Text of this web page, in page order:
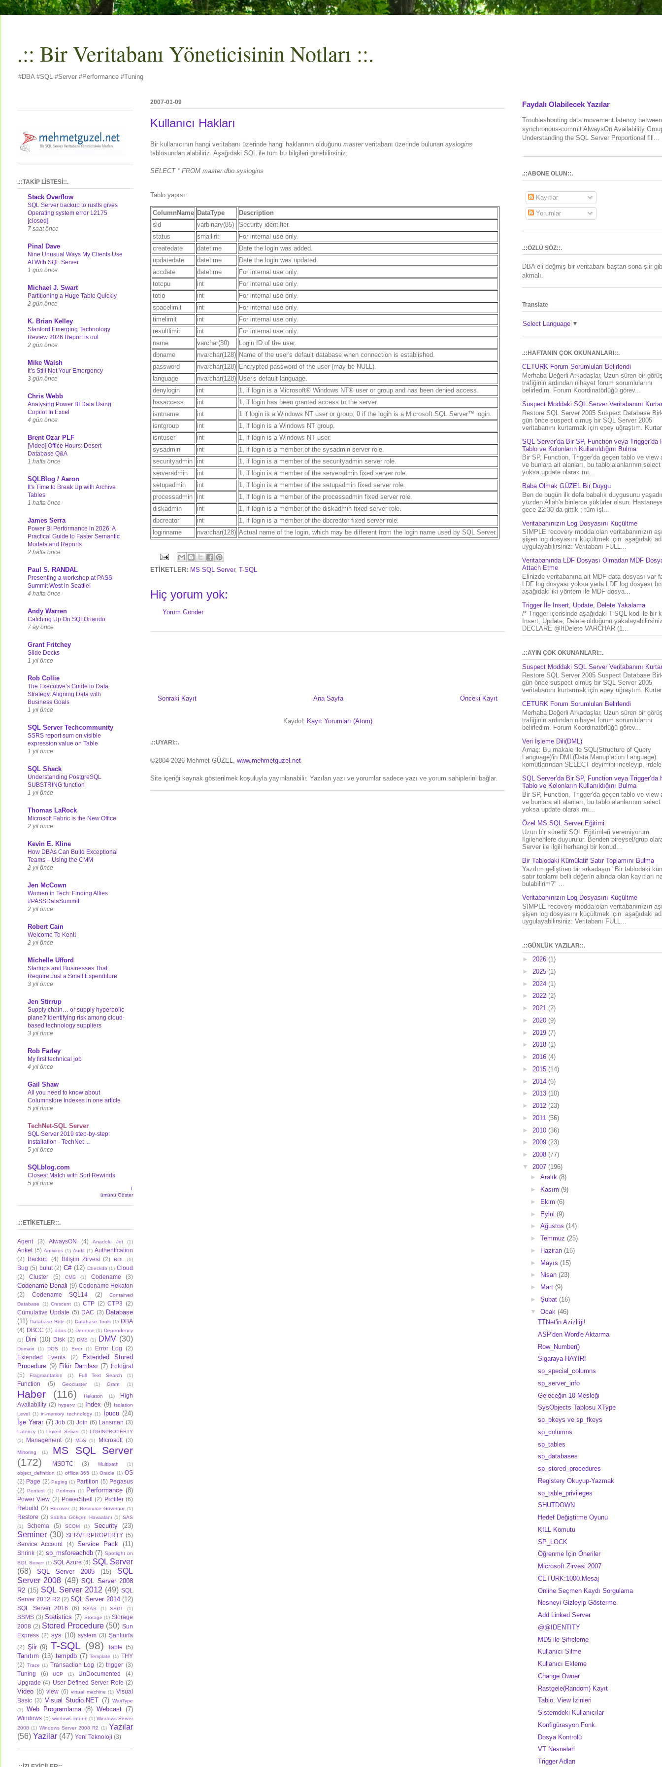
.:: Bir Veritabanı Yöneticisinin Notları ::.
#DBA #SQL #Server #Performance #Tuning
2007-01-09
Kullanıcı Hakları
Bir kullanıcının hangi veritabanı üzerinde hangi haklarının olduğunu masterveritabanı üzerinde bulunan syslogins
tablosundan alabiliriz. Aşağıdaki SQL ile tüm bu bilgileri görebilirsiniz:
SELECT * FROM master.dbo.syslogins
Tablo yapısı:
ColumnName DataType
Description
sid
varbinary(85)
Security identifier.
status
smallint
For internal use only.
createdate
datetime
Date the login was added.
updatedate
datetime
Date the login was updated.
accdate
datetime
For internal use only.
totcpu
int
For internal use only.
totio
int
For internal use only.
spacelimit
int
For internal use only.
timelimit
int
For internal use only.
resultlimit
int
For internal use only.
name
varchar(30)
Login ID of the user.
dbname
nvarchar(128) Name of the user's default database when connection is established.
password
nvarchar(128) Encrypted password of the user (may be NULL).
language
nvarchar(128) User's default language.
denylogin
int
1, if login is a Microsoft® Windows NT® user or group and has been denied access.
hasaccess
int
1, if login has been granted access to the server.
isntname
int
1 if login is a Windows NT user or group; 0 if the login is a Microsoft SQL Server™ login.
isntgroup
int
1, if login is a Windows NT group.
isntuser
int
1, if login is a Windows NT user.
sysadmin
int
1, if login is a member of the sysadmin server role.
securityadmin
int
1, if login is a member of the securityadmin server role.
serveradmin
int
1, if login is a member of the serveradmin fixed server role.
setupadmin
int
1, if login is a member of the setupadmin fixed server role.
processadmin
int
1, if login is a member of the processadmin fixed server role.
diskadmin
int
1, if login is a member of the diskadmin fixed server role.
dbcreator
int
1, if login is a member of the dbcreator fixed server role.
loginname
nvarchar(128) Actual name of the login, which may be different from the login name used by SQL Server.
ETİKETLER: MS SQL Server, T-SQL
Hiç yorum yok:
Yorum Gönder
Sonraki Kayıt Önceki Kayıt
Ana Sayfa
Kaydol: Kayıt Yorumları (Atom)
.::UYARI::.
©2004-2026 Mehmet GÜZEL, www.mehmetguzel.net
Site içeriği kaynak gösterilmek koşuluyla yayınlanabilir. Yazılan yazı ve yorumlar sadece yazı ve yorum sahiplerini bağlar.
.::TAKİP LİSTESİ::.
Stack Overflow
SQL Server backup to rustfs gives
Operating system error 12175
[closed]
7 saat önce
Pinal Dave
Nine Unusual Ways My Clients Use
AI With SQL Server
1 gün önce
Michael J. Swart
Partitioning a Huge Table Quickly
2 gün önce
K. Brian Kelley
Stanford Emerging Technology
Review 2026 Report is out
2 gün önce
Mike Walsh
It’s Still Not Your Emergency
3 gün önce
Chris Webb
Analysing Power BI Data Using
Copilot In Excel
4 gün önce
Brent Ozar PLF
[Video] Office Hours: Desert
Database Q&A
1 hafta önce
SQLBlog / Aaron
It's Time to Break Up with Archive
Tables
1 hafta önce
James Serra
Power BI Performance in 2026: A
Practical Guide to Faster Semantic
Models and Reports
2 hafta önce
Paul S. RANDAL
Presenting a workshop at PASS
Summit West in Seattle!
4 hafta önce
Andy Warren
Catching Up On SQLOrlando
7 ay önce
Grant Fritchey
Slide Decks
1 yıl önce
Rob Collie
The Executive’s Guide to Data
Strategy: Aligning Data with
Business Goals
1 yıl önce
SQL Server Techcommunity
SSRS report sum on visible
expression value on Table
1 yıl önce
SQL Shack
Understanding PostgreSQL
SUBSTRING function
1 yıl önce
Thomas LaRock
Microsoft Fabric is the New Office
2 yıl önce
Kevin E. Kline
How DBAs Can Build Exceptional
Teams – Using the CMM
2 yıl önce
Jen McCown
Women in Tech: Finding Allies
#PASSDataSummit
2 yıl önce
Robert Cain
Welcome To Kent!
2 yıl önce
Michelle Ufford
Startups and Businesses That
Require Just a Small Expenditure
3 yıl önce
Jen Stirrup
Supply chain… or supply hyperbolic
plane? Identifying risk among cloud-
based technology suppliers
3 yıl önce
Rob Farley
My first technical job
4 yıl önce
Gail Shaw
All you need to know about
Columnstore Indexes in one article
5 yıl önce
TechNet-SQL Server
SQL Server 2019 step-by-step:
Installation - TechNet ...
5 yıl önce
SQLblog.com
Closest Match with Sort Rewinds
5 yıl önce
T
ümünü Göster
.::ETİKETLER::.
Agent (3) AlwaysON (4) Anadolu Jet (1)
Anket (5) Antivirus (1) Audit (1) Authentication
(2)
Backup (4) Bilişim Zirvesi (2) BOL (1)
Bug (5) bulut (2) C# (12) Checkdb (1) Cloud
(2)
Cluster (5) CMS (1) Codename (3)
Codename Denali (9) Codename Hekaton
(2)
Codename SQL14 (2)
Contained
Database
(1) Crescent (1) CTP (2) CTP3 (2)
Cumulative Update (5) DAC (3) Database
(11) Database Role (1) Database Tools (1) DBA
(4) DBCC (3) ddos (1) Deneme (1) Dependency
(1)
Dini (10) Disk (2) DMS (1) DMV (30)
Domain (1) DQS (1) Error (1) Error Log
(2)
Extended Events
(2)
Extended Stored
Procedure (9) Fikir Damlası (7)
Fotoğraf
(5)
Fragmantation (1) Full Text Search (1)
Function (5) Geocluster (1) Grant (1)
Haber (116) Hekaton (1)
High
Availability (2) hyper-v (1) Index (9)
Isolation
Level
(1) in-memory technology (1) İpucu (24)
İşe Yarar (7) Job (3) Join (6) Lansman (3)
Latency (1) Linked Server (1) LOGINPROPERTY
(1)
Management (2) MDS (1) Microsoft (3)
Mirroring (1)
MS SQL Server
(172)
MSDTC (3) Multipath
(1)
object_definition (1) offlice 365 (1) Oracle (1) OS
(2) Page (2) Paging (1) Partition (5) Pegasus
(2) Pentest (1) Perfmon (1) Performance (8)
Power View (2) PowerShell (2) Profiler (6)
Rebuild (2) Recover (1) Resource Governor (1)
Restore (2) Sabiha Gökçen Havaalanı (1) SAS
(1)
Schema (5) SCOM (1) Security (23)
Seminer (30) SERVERPROPERTY (5)
Service Account
(4) Service Pack (11)
Shrink (2) sp_msforeachdb (7) Spotlight on
SQL Server (1) SQL Azure (4) SQL Server
(68)
SQL Server 2005 (15)
SQL
Server 2008 (49) SQL Server 2008
R2 (15) SQL Server 2012 (49) SQL
Server 2012 R2 (2) SQL Server 2014 (12)
SQL Server 2016 (6) SSAS (1) SSDT (1)
SSMS (3) Statistics (7) Storage (1) Storage
2008 (2) Stored Procedure (50) Sun
Express (2) sys (10) system (3) Şanlıurfa
(2) Şiir (9) T-SQL (98) Table (5)
Tanıtım (13) tempdb (7) Template (1) THY
(2) Trace (1) Transaction Log (2) trigger (3)
Tuning
(6) UCP (1) UnDocumented
(4)
Upgrade (4) User Defined Server Role (2)
Video (8) view (6) virtual machine (1) Visual
Basic (3) Visual Studio.NET (7) WaitType
(1)
Web Programlama (8) Webcast (7)
Windows (5) windows intune (1) Windows Server
2008 (1) Windows Server 2008 R2 (1) Yazılar
(56) Yazilar (47) Yeni Teknoloji (3)
Faydalı Olabilecek Yazılar
Troubleshooting data movement latency between
synchronous-commit AlwaysOn Availability
Understanding the SQL Server Proportional fill...
.::ABONE OLUN::.
Kayıtlar
Yorumlar
.::ÖZLÜ SÖZ::.
DBA eli değmiş bir veritabanı baştan sona şiir
akmalı.
Translate
Select Language ▼
.::HAFTANIN ÇOK OKUNANLARI::.
CETURK Forum Sorumluları Belirlendi
Merhaba Değerli Arkadaşlar, Uzun süren bir
trafiğinin ardından nihayet forum sorumlularını
belirledim. Forum Koordinatörlüğü görev...
Suspect Moddaki SQL Server Veritabanını
Restore SQL Server 2005 Suspect Database
gün önce suspect olmuş bir SQL Server 2005
veritabanını kurtarmak için epey uğraştım.
SQL Server’da Bir SP, Function veya Trigger’da
Tablo ve Kolonların Kullanıldığını Bulma
Bir SP, Function, Trigger'da geçen tablo ve view
ve bunlara ait alanları, bu tablo alanlarının
yoksa update olarak mı...
Baba Olmak GÜZEL Bir Duygu
Ben de bugün ilk defa babalık duygusunu
yüzden Allah'a binlerce şükürler olsun.
gece 22:30 da gittik ; tüm işl...
Veritabanınızın Log Dosyasını Küçültme
SIMPLE recovery modda olan veritabanınızın
şişen log dosyasını küçültmek için aşağıdaki
uygulayabilirsiniz: Veritabanı FULL...
Veritabanında LDF Dosyası Olmadan MDF
Attach Etme
Elinizde veritabanına ait MDF data dosyası var
LDF log dosyası yoksa yada LDF log dosyası
aşağıdaki iki yöntem ile MDF dosya...
Trigger İle Insert, Update, Delete Yakalama
/* Trigger içerisinde aşağıdaki T-SQL kod ile bir
Insert, Update, Delete olduğunu
DECLARE @IfDelete VARCHAR (1...
.::AYIN ÇOK OKUNANLARI::.
Suspect Moddaki SQL Server Veritabanını
Restore SQL Server 2005 Suspect Database
gün önce suspect olmuş bir SQL Server 2005
veritabanını kurtarmak için epey uğraştım.
CETURK Forum Sorumluları Belirlendi
Merhaba Değerli Arkadaşlar, Uzun süren bir
trafiğinin ardından nihayet forum sorumlularını
belirledim. Forum Koordinatörlüğü görev...
Veri İşleme Dili(DML)
Amaç: Bu makale ile SQL(Structure of Query
Language)'in DML(Data Manuplation Language)
komutlarından SELECT deyimini inceleyip,
SQL Server’da Bir SP, Function veya Trigger’da
Tablo ve Kolonların Kullanıldığını Bulma
Bir SP, Function, Trigger'da geçen tablo ve view
ve bunlara ait alanları, bu tablo alanlarının
yoksa update olarak mı...
Özel MS SQL Server Eğitimi
Uzun bir süredir SQL Eğitimleri veremiyorum.
İlgilenenlere duyurulur. Benden bireysel/grup
Server ile ilgili herhangi bir konud...
Bir Tablodaki Kümülatif Satır Toplamını Bulma
Yazılım geliştiren bir arkadaşın "Bir tablodaki
satır toplamı belli değerin altında olan kayıtları
bulabilirim?" ...
Veritabanınızın Log Dosyasını Küçültme
SIMPLE recovery modda olan veritabanınızın
şişen log dosyasını küçültmek için aşağıdaki
uygulayabilirsiniz: Veritabanı FULL...
.::GÜNLÜK YAZILAR::.
► 2026 (1)
► 2025 (1)
► 2024 (1)
► 2022 (2)
► 2021 (2)
► 2020 (9)
► 2019 (7)
► 2018 (1)
► 2016 (4)
► 2015 (14)
► 2014 (6)
► 2013 (10)
► 2012 (23)
► 2011 (56)
► 2010 (36)
► 2009 (23)
► 2008 (77)
▼ 2007 (196)
► Aralık (8)
►
Kasım (9)
►
Ekim (6)
► Eylül (9)
► Ağustos (14)
► Temmuz (25)
►
Haziran (16)
► Mayıs (15)
►
Nisan (23)
►
Mart (9)
► Şubat (16)
▼ Ocak (46)
TTNet'in Azizliği!
ASP'den Word'e Aktarma
Row_Number()
Sigaraya HAYIR!
sp_special_columns
sp_server_info
Geleceğin 10 Mesleği
SysObjects Tablosu XType
sp_pkeys ve sp_fkeys
sp_columns
sp_tables
sp_databases
sp_stored_procedures
Registery Okuyup-Yazmak
sp_table_privileges
SHUTDOWN
Hedef Değiştirme Oyunu
KILL Komutu
SP_LOCK
Öğrenme İçin Öneriler
Microsoft Zirvesi 2007
CETURK:1000.Mesaj
Online Seçmen Kaydı Sorgulama
Nesneyi Gizleyip Gösterme
Add Linked Server
@@IDENTITY
MD5 ile Şifreleme
Kullanıcı Silme
Kullanıcı Ekleme
Change Owner
Rastgele(Random) Kayıt
Tablo, View İzinleri
Sistemdeki Kullanıcılar
Konfigürasyon Fonk.
Dosya Kontrolü
VT Nesneleri
Trigger Adları